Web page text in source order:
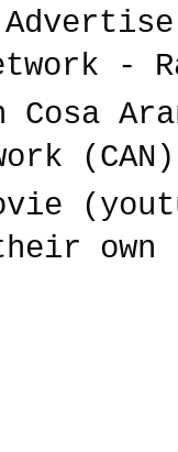
Advertise
-
(CAN)
own